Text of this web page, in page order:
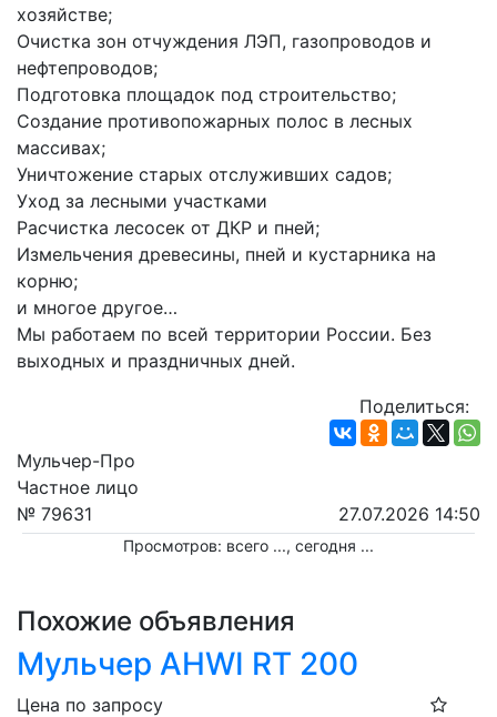
хозяйстве;
Очистка зон отчуждения ЛЭП, газопроводов и
нефтепроводов;
Подготовка площадок под строительство;
Создание противопожарных полос в лесных
массивах;
Уничтожение старых отслуживших садов;
Уход за лесными участками
Расчистка лесосек от ДКР и пней;
Измельчения древесины, пней и кустарника на
корню;
и многое другое…
Мы работаем по всей территории России. Без
выходных и праздничных дней.
Поделиться:
Мульчер-Про
Частное лицо
№ 79631
27.07.2026 14:50
Просмотров: всего ..., сегодня ...
Похожие объявления
Мульчер AHWI RT 200
Цена по запросу